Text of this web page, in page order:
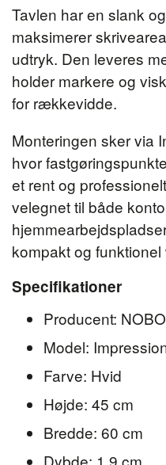
Tavlen har en slank
maksimerer
udtryk. Den leveres
holder markere og
for rækkevidde.
Monteringen sker via
hvor
et rent og
velegnet til både
kompakt og
Specifikationer
Producent:
Model:
Farve: Hvid
Højde: 45 cm
Bredde: 60 cm
Dybde: 1,9 cm